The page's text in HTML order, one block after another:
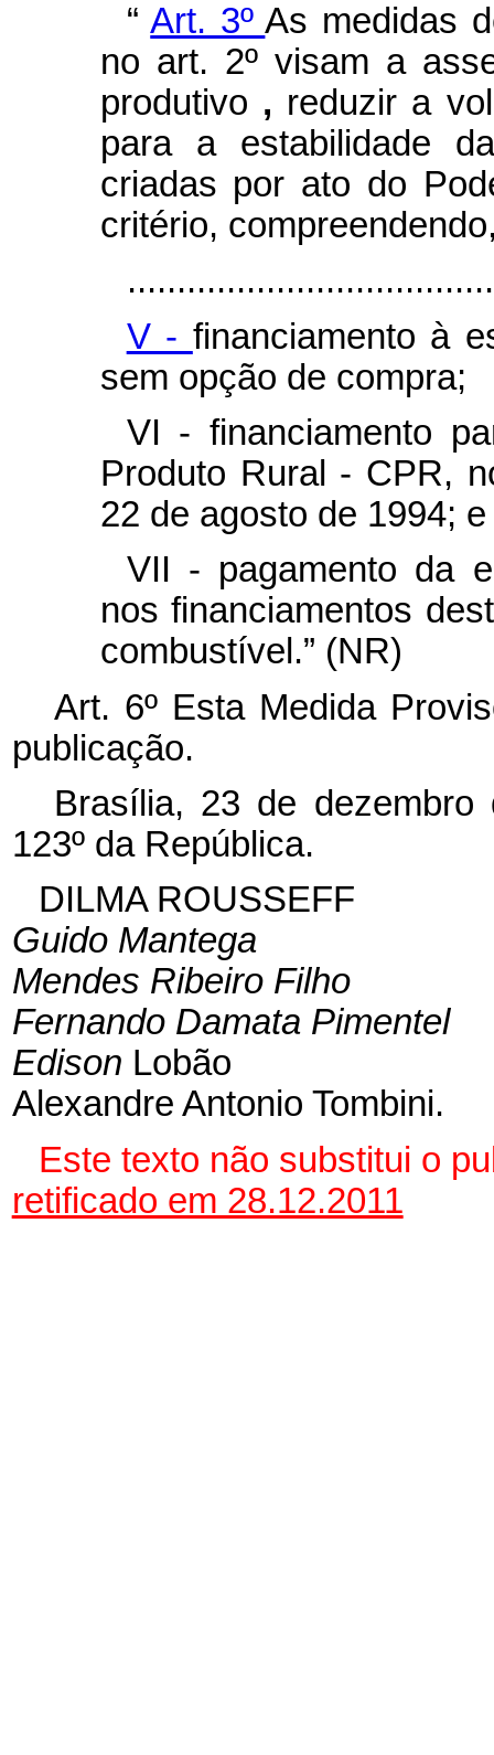
“Art. 3ºAs medidas
no art. 2º visam a
produtivo , reduzir a
para a estabilidade
criadas por ato do
critério,
V - financiamento à
sem opção de compra;
VI - financiamento
Produto Rural - CPR,
22 de agosto de 1994; e
VII - pagamento da
nos financiamentos
combustível.” (NR)
Art. 6º Esta Medida
publicação.
Brasília, 23 de dezembro
123º da República.
DILMA ROUSSEFF
Guido Mantega
Mendes Ribeiro Filho
Fernando Damata Pimentel
Edison Lobão
Alexandre Antonio Tombini.
Este texto não substitui o
retificado em 28.12.2011